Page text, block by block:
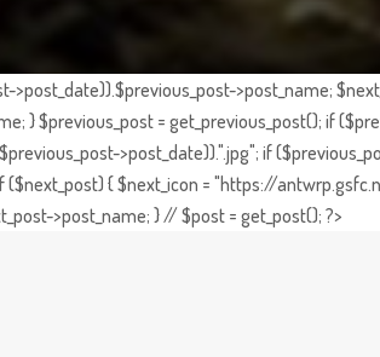
>post_name;
$previous_post = get_previous_post(); if
>post_date)).".jpg"; if
($next_post) { $next_icon = "https://
>post_name; } // $post = get_post(); ?>